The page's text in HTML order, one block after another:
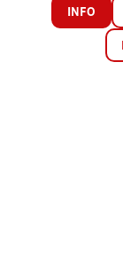
INFO